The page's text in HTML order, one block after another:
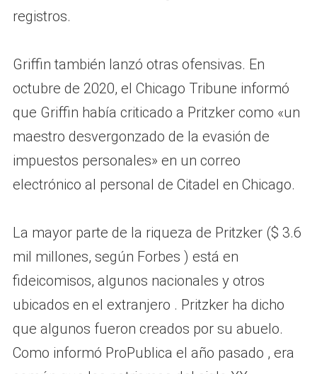
registros.
Griffin también lanzó otras ofensivas. En
octubre de 2020, el Chicago Tribune informó
que Griffin había criticado a Pritzker como «un
maestro desvergonzado de la evasión de
impuestos personales» en un correo
electrónico al personal de Citadel en Chicago.
La mayor parte de la riqueza de Pritzker ($ 3.6
mil millones, según Forbes ) está en
fideicomisos, algunos nacionales y otros
ubicados en el extranjero . Pritzker ha dicho
que algunos fueron creados por su abuelo.
Como informó ProPublica el año pasado , era